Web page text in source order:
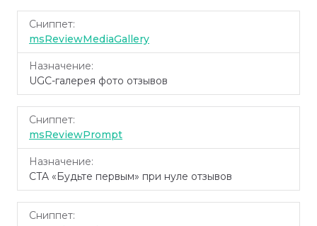
msReviewMediaGallery
UGC-галерея фото отзывов
msReviewPrompt
CTA «Будьте первым» при нуле отзывов